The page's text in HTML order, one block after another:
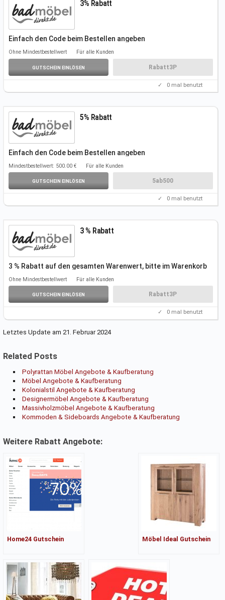
3% Rabatt
Einfach den Code beim Bestellen angeben
Der Rabatt wird dann automatisch
Ohne Mindestbestellwert Für alle Kunden
GUTSCHEIN EINLÖSEN Rabatt3P
✓ 0 mal benutzt
5% Rabatt
Einfach den Code beim Bestellen angeben
Mindestbestellwert: 500.00 € Für alle Kunden
GUTSCHEIN EINLÖSEN 5ab500
✓ 0 mal benutzt
3 % Rabatt
3 % Rabatt auf den gesamten Warenwert, bitte im Warenkorb
Ohne Mindestbestellwert Für alle Kunden
GUTSCHEIN EINLÖSEN Rabatt3P
✓ 0 mal benutzt
Letztes Update am 21. Februar 2024
Related Posts
Polyrattan Möbel Angebote & Kaufberatung
Möbel Angebote & Kaufberatung
Kolonialstil Angebote & Kaufberatung
Designermöbel Angebote & Kaufberatung
Massivholzmöbel Angebote & Kaufberatung
Kommoden & Sideboards Angebote & Kaufberatung
Weitere Rabatt Angebote:
Home24 Gutschein Möbel Ideal Gutschein